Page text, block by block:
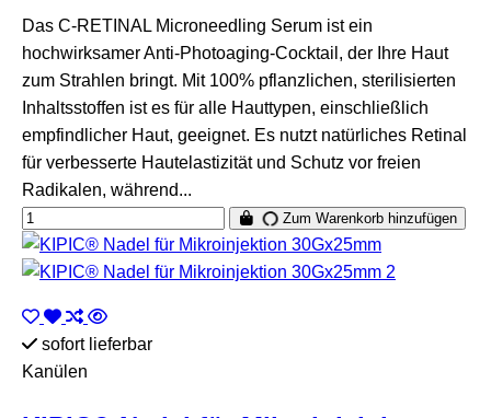
Das C-RETINAL Microneedling Serum ist ein
hochwirksamer Anti-Photoaging-Cocktail, der Ihre Haut
zum Strahlen bringt. Mit 100% pflanzlichen, sterilisierten
Inhaltsstoffen ist es für alle Hauttypen, einschließlich
empfindlicher Haut, geeignet. Es nutzt natürliches Retinal
für verbesserte Hautelastizität und Schutz vor freien
Radikalen, während...
Zum Warenkorb hinzufügen
sofort lieferbar
Kanülen